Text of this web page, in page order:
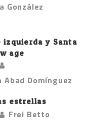
González
izquierda y Santa
age
Abad Domínguez
estrellas
Frei Betto